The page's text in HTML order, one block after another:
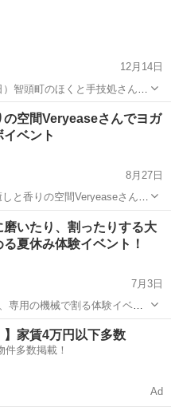
12月14日
エ」とはフラ
出店者とご来場の方々を繋ぐ
マルシェ
の空間Veryeaseさんでヨガ
ベント
8月27日
と香りの空間Veryeaseさんで
Veryeaseのオ
想ナビゲーターは、山陰の魔
ショップ 山陰
いたり、割ったりする大
夏休み体験イベント！
7月3日
専用の機械で割る体験イベン
はじめての方でも夢中でたの
（土）・27日（日）の2日
ョップ 宝石
】家賃4万円以下多数
件多数掲載！
Ad